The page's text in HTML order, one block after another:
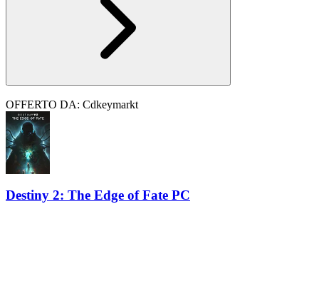
OFFERTO DA: Cdkeymarkt
Destiny 2: The Edge of Fate PC